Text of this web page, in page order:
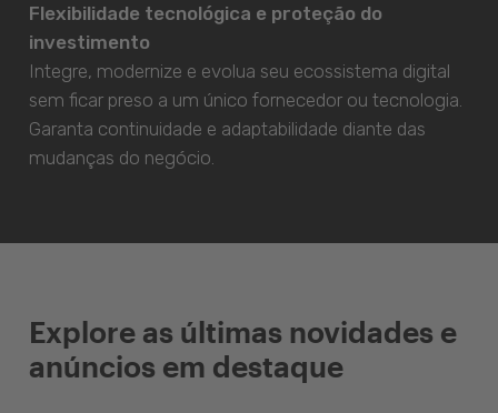
Flexibilidade tecnológica e proteção do
investimento
Integre, modernize e evolua seu ecossistema digital
sem ficar preso a um único fornecedor ou tecnologia.
Garanta continuidade e adaptabilidade diante das
mudanças do negócio.
Explore as últimas novidades e
anúncios em destaque